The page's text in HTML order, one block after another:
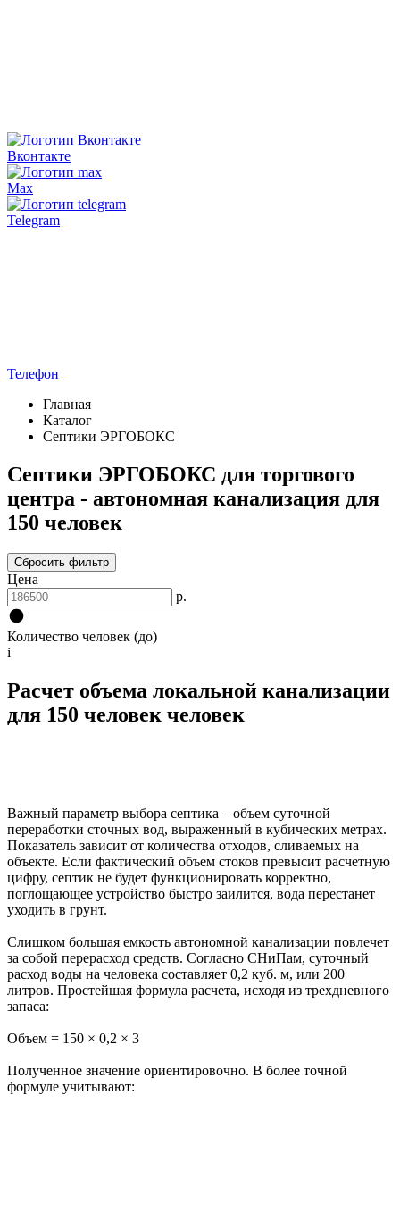
Вконтакте
Max
Telegram
Телефон
Главная
Каталог
Септики ЭРГОБОКС
Септики ЭРГОБОКС для торгового
центра - автономная канализация для
150 человек
Сбросить фильтр
Цена
р.
Количество человек (до)
i
Расчет объема локальной канализации
для 150 человек человек
Важный параметр выбора септика – объем суточной
переработки сточных вод, выраженный в кубических метрах.
Показатель зависит от количества отходов, сливаемых на
объекте. Если фактический объем стоков превысит расчетную
цифру, септик не будет функционировать корректно,
поглощающее устройство быстро заилится, вода перестанет
уходить в грунт.
Слишком большая емкость автономной канализации повлечет
за собой перерасход средств. Согласно СНиПам, суточный
расход воды на человека составляет 0,2 куб. м, или 200
литров. Простейшая формула расчета, исходя из трехдневного
запаса:
Объем = 150 × 0,2 × 3
Полученное значение ориентировочно. В более точной
формуле учитывают: